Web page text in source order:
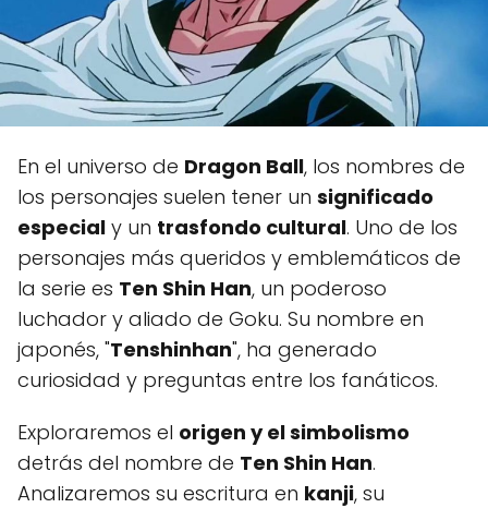
En el universo de Dragon Ball, los nombres de
los personajes suelen tener un significado
especial y un trasfondo cultural. Uno de los
personajes más queridos y emblemáticos de
la serie es Ten Shin Han, un poderoso
luchador y aliado de Goku. Su nombre en
japonés, "Tenshinhan", ha generado
curiosidad y preguntas entre los fanáticos.
Exploraremos el origen y el simbolismo
detrás del nombre de Ten Shin Han.
Analizaremos su escritura en kanji, su